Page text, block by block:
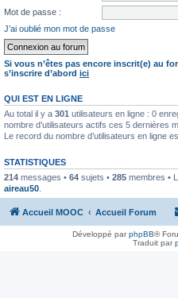
Mot de passe :
J’ai oublié mon mot de passe
Si vous n’êtes pas encore inscrit(e) au
s’inscrire d’abord ici
QUI EST EN LIGNE
Au total il y a 301 utilisateurs en ligne : 0
nombre d’utilisateurs actifs ces 5 dernières
Le record du nombre d’utilisateurs en ligne
STATISTIQUES
214 messages • 64 sujets • 285 membres •
aireau50
Accueil MOOC Accueil Forum
Développé parphpBB®
Traduit par